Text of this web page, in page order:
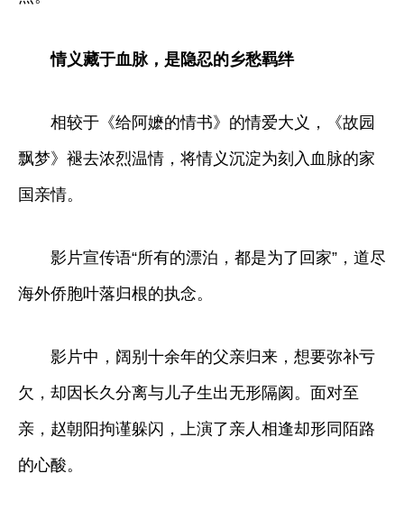
情义藏于血脉，是隐忍的乡愁羁绊
相较于《给阿嬷的情书》的情爱大义，《故园
飘梦》褪去浓烈温情，将情义沉淀为刻入血脉的家
国亲情。
影片宣传语“所有的漂泊，都是为了回家”，道尽
海外侨胞叶落归根的执念。
影片中，阔别十余年的父亲归来，想要弥补亏
欠，却因长久分离与儿子生出无形隔阂。面对至
亲，赵朝阳拘谨躲闪，上演了亲人相逢却形同陌路
的心酸。